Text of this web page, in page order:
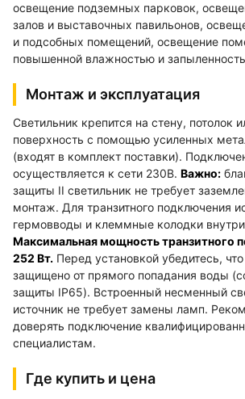
освещение подземных парковок,
залов и выставочных павильонов,
и подсобных помещений, освещение
повышенной влажностью и
Монтаж и эксплуатация
Светильник крепится на стену, потолок
поверхность с помощью усиленных
(входят в комплект поставки).
осуществляется к сети 230В. Важно:
защиты II светильник не требует
монтаж. Для транзитного подключения
гермовводы и клеммные колодки
Максимальная мощность транзитного
252 Вт. Перед установкой убедитесь,
защищено от прямого попадания воды
защиты IP65). Встроенный несменный
источник не требует замены ламп.
доверять подключение
специалистам.
Где купить и цена